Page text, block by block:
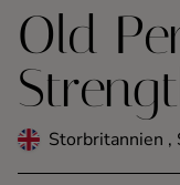
Likör
Rom
Old
Storbritannien ,